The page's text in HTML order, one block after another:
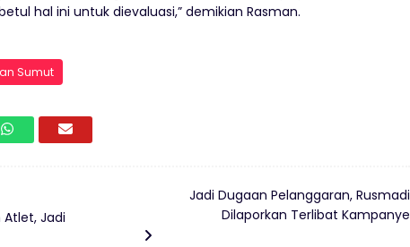
hal ini untuk dievaluasi,” demikian Rasman.
Sumut
Atlet, Jadi
Jadi Dugaan Pelanggaran, Rusmadi
Dilaporkan Terlibat Kampanye